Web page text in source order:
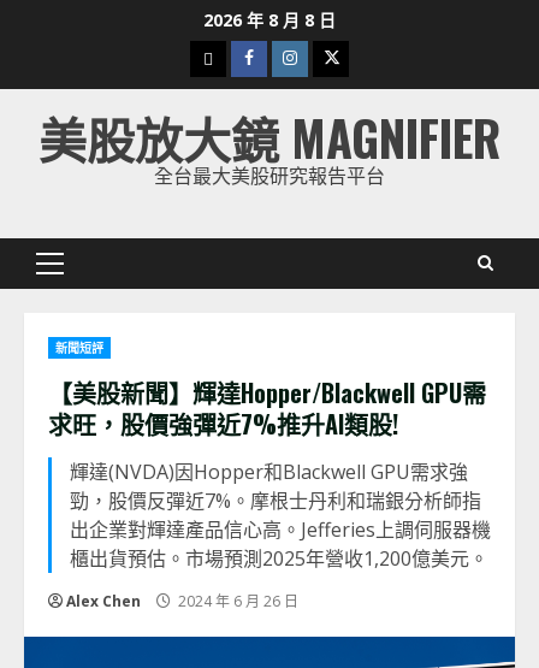
2026 年 8 月 8 日
下
載
美
股
Facebook
Instagram
Twitter
美股放大鏡 MAGNIFIER
全台最大美股研究報告平台
Primary
新聞短評
【美股新聞】輝達Hopper/Blackwell GPU需
求旺，股價強彈近7%推升AI類股!
輝達(NVDA)因Hopper和Blackwell GPU需求強
勁，股價反彈近7%。摩根士丹利和瑞銀分析師指
出企業對輝達產品信心高。Jefferies上調伺服器機
櫃出貨預估。市場預測2025年營收1,200億美元。
Alex Chen 2024 年 6 月 26 日